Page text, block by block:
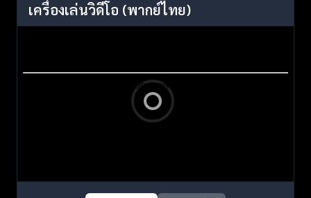
เครื่องเล่นวิดีโอ (พากย์ไทย)